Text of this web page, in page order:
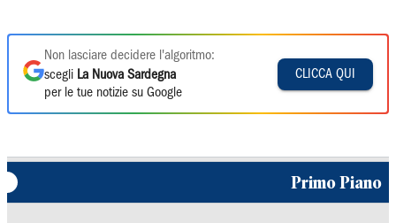
Non lasciare decidere l'algoritmo:
scegli La Nuova Sardegna
per le tue notizie su Google
CLICCA QUI
Primo Piano